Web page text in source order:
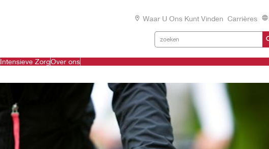
Waar U Ons Kunt Vinden Carrières
Intensieve ZorgOver ons